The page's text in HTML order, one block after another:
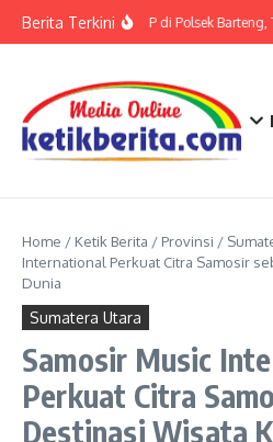
Berita TerkiniTerkait LP di Polsek Barteng,
Home / Ketik Berita / Provinsi /
International Perkuat Citra Samosir
Dunia
Sumatera Utara
Samosir Music
Perkuat Citra
Destinasi Wisata